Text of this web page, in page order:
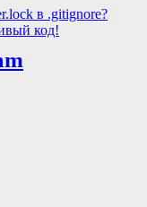
в .gitignore?
код!